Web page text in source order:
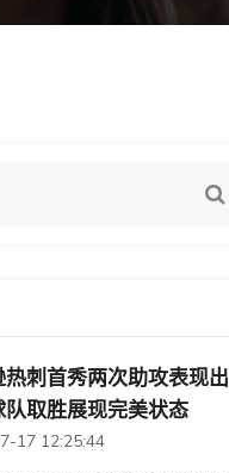
热刺首秀两次助攻表现出
队取胜展现完美状态
17 12:25:44